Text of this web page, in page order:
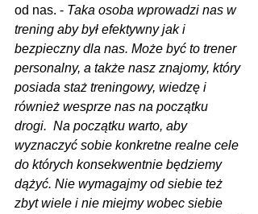
od nas. - Taka osoba wprowadzi nas w
trening aby był efektywny jak i
bezpieczny dla nas. Może być to trener
personalny, a także nasz znajomy, który
posiada staż treningowy, wiedzę i
również wesprze nas na początku
drogi.  Na początku warto, aby
wyznaczyć sobie konkretne realne cele
do których konsekwentnie będziemy
dążyć. Nie wymagajmy od siebie też
zbyt wiele i nie miejmy wobec siebie